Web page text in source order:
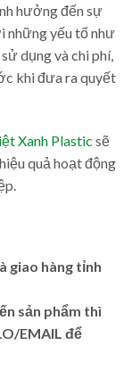
hưởng đến sự
những yếu tố như
dụng và chi phí,
khi đưa ra quyết
Xanh Plastic sẽ
quả hoạt động
giao hàng tỉnh
sản phẩm thì
EMAIL để